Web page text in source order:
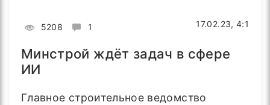
5208 1 17.02.23, 4:1
Минстрой ждёт задач в сфере
ИИ
Главное строительное ведомство